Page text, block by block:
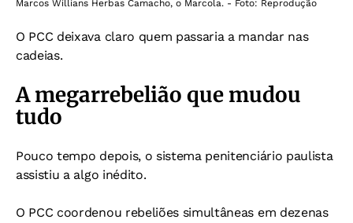
Marcos Willians Herbas Camacho, o Marcola. - Foto: Reprodução
O PCC deixava claro quem passaria a mandar nas
cadeias.
A megarrebelião que mudou
tudo
Pouco tempo depois, o sistema penitenciário paulista
assistiu a algo inédito.
O PCC coordenou rebeliões simultâneas em dezenas